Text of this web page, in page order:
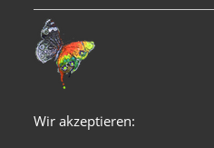
Wir akzeptieren: